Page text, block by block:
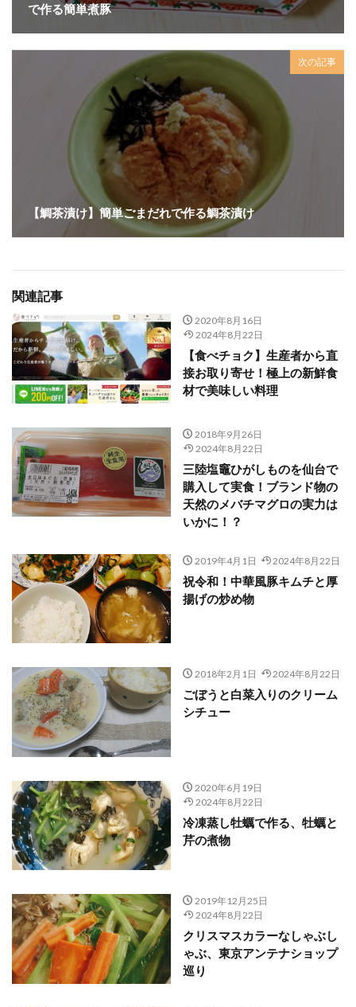
で作る簡単煮豚
次の記事
【鯛茶漬け】簡単ごまだれで作る鯛茶漬け
関連記事
2020年8月16日
2024年8月22日
【食べチョク】生産者から直
接お取り寄せ！極上の新鮮食
材で美味しい料理
2018年9月26日
2024年8月22日
三陸塩竈ひがしものを仙台で
購入して実食！ブランド物の
天然のメバチマグロの実力は
いかに！？
2019年4月1日 2024年8月22日
祝令和！中華風豚キムチと厚
揚げの炒め物
2018年2月1日 2024年8月22日
ごぼうと白菜入りのクリーム
シチュー
2020年6月19日
2024年8月22日
冷凍蒸し牡蠣で作る、牡蠣と
芹の煮物
2019年12月25日
2024年8月22日
クリスマスカラーなしゃぶし
ゃぶ、東京アンテナショップ
巡り